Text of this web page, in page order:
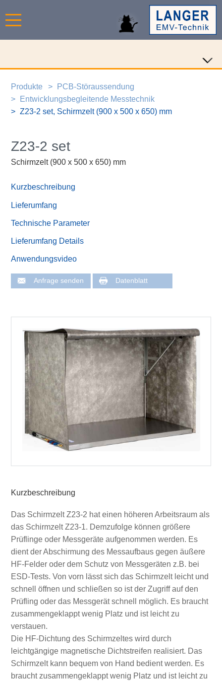
Produkte
PCB-Störaussendung
Entwicklungsbegleitende Messtechnik
Z23-2 set, Schirmzelt (900 x 500 x 650) mm
Z23-2 set
Schirmzelt (900 x 500 x 650) mm
Kurzbeschreibung
Lieferumfang
Technische Parameter
Lieferumfang Details
Anwendungsvideo
Anfrage senden Datenblatt
Kurzbeschreibung
Das Schirmzelt Z23-2 hat einen höheren Arbeitsraum als
das Schirmzelt Z23-1. Demzufolge können größere
Prüflinge oder Messgeräte aufgenommen werden. Es
dient der Abschirmung des Messaufbaus gegen äußere
HF-Felder oder dem Schutz von Messgeräten z.B. bei
ESD-Tests. Von vorn lässt sich das Schirmzelt leicht und
schnell öffnen und schließen so ist der Zugriff auf den
Prüfling oder das Messgerät schnell möglich. Es braucht
zusammengeklappt wenig Platz und ist leicht zu
verstauen.
Die HF-Dichtung des Schirmzeltes wird durch
leichtgängige magnetische Dichtstreifen realisiert. Das
Schirmzelt kann bequem von Hand bedient werden. Es
braucht zusammengeklappt wenig Platz und ist leicht zu